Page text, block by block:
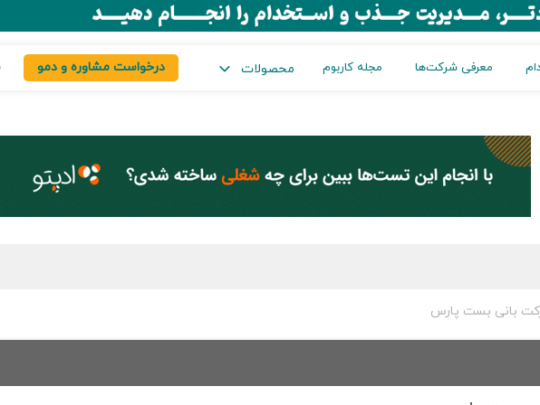
معرفی شرکت‌ها مجله کاربوم محصولات درخواست مشاوره و دمو
بانی بست پارس